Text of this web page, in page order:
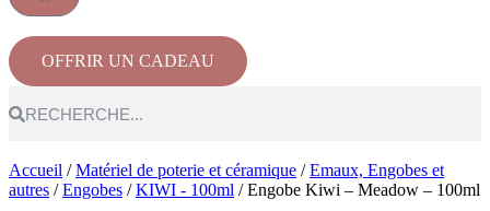
OFFRIR UN CADEAU
Accueil /Matériel de poterie et céramique /Emaux, Engobes et
autres /Engobes /KIWI - 100ml / Engobe Kiwi – Meadow – 100ml